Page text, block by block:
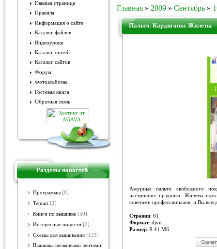
Главная страница
Правила
Информация о сайте
Каталог файлов
Видеоуроки
Каталог статей
Каталог сайтов
Форум
Фотоальбомы
Гостевая книга
Обратная связь
Разделы новостей
Программы [8]
Temari [2]
Книги по вышивке [59]
Интересные новости [2]
Схемы для вышивания [123]
Вышивка шелковыми лентами
Главная » 2009 » Сентябрь »
Пальто. Кардиганы. Жилеты
Ажурные пальто свободного
настроение прздника. Жилеты
советами профессионалов, и Вы
Страниц: 61
Формат: djvu
Размер: 9.41 Мб